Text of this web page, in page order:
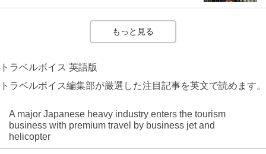
もっと見る
トラベルボイス 英語版
トラベルボイス編集部が厳選した注目記事を英文で読めます。
A major Japanese heavy industry enters the tourism
business with premium travel by business jet and
helicopter